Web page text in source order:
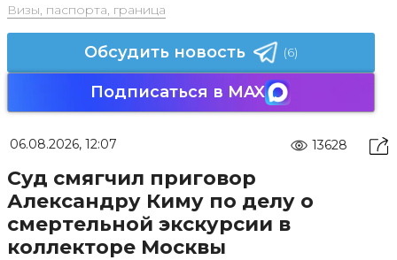
Визы, паспорта, граница
Обсудить новость (6)
Подписаться в MAX
06.08.2026, 12:07 13628
Суд смягчил приговор
Александру Киму по делу о
смертельной экскурсии в
коллекторе Москвы